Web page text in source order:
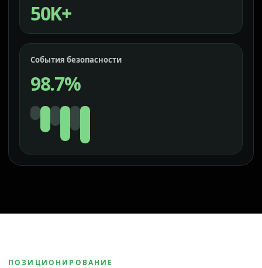
50K+
События безопасности
98.7%
ПОЗИЦИОНИРОВАНИЕ